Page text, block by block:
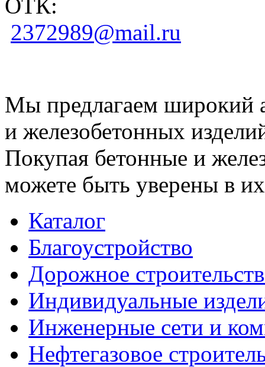
ОТК:
2372989@mail.ru
Мы предлагаем широкий
и железобетонных
Покупая бетонные и
можете быть уверены в их
Каталог
Благоустройство
Дорожное
Индивидуальные
Инженерные сети и
Нефтегазовое